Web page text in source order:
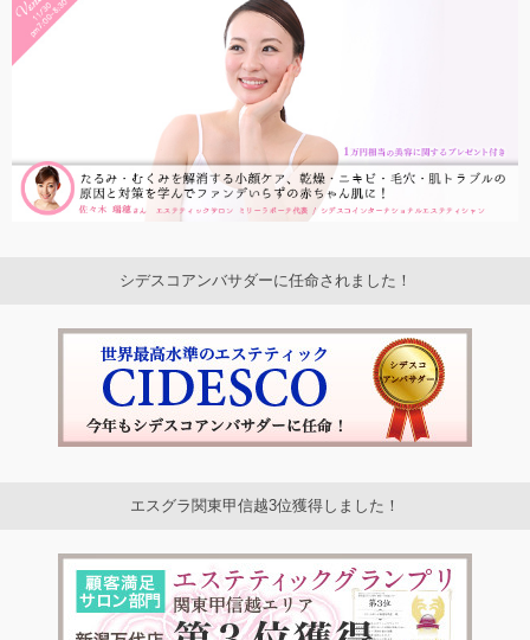
シデスコアンバサダーに任命されました！
エスグラ関東甲信越3位獲得しました！